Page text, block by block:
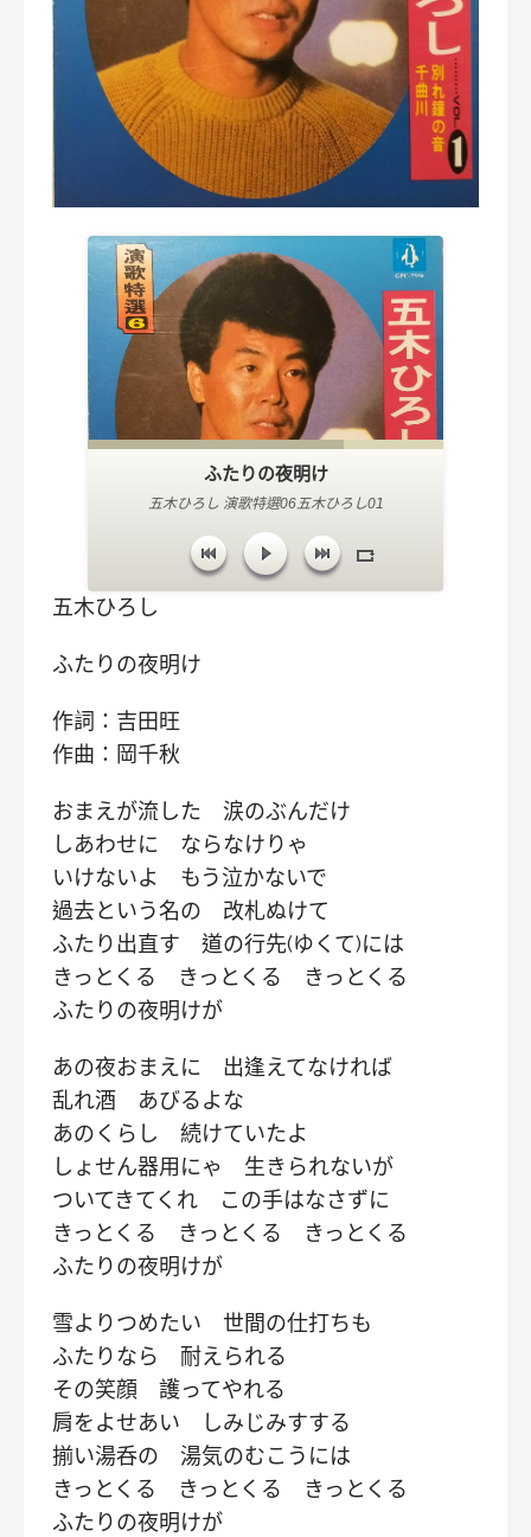
ふたりの夜明け
五木ひろし 演歌特選06五木ひろし01
五木ひろし
ふたりの夜明け
作詞：吉田旺
作曲：岡千秋
おまえが流した 涙のぶんだけ
しあわせに ならなけりゃ
いけないよ もう泣かないで
過去という名の 改札ぬけて
ふたり出直す 道の行先(ゆくて)には
きっとくる きっとくる きっとくる
ふたりの夜明けが
あの夜おまえに 出逢えてなければ
乱れ酒 あびるよな
あのくらし 続けていたよ
しょせん器用にゃ 生きられないが
ついてきてくれ この手はなさずに
きっとくる きっとくる きっとくる
ふたりの夜明けが
雪よりつめたい 世間の仕打ちも
ふたりなら 耐えられる
その笑顔 護ってやれる
肩をよせあい しみじみすする
揃い湯呑の 湯気のむこうには
きっとくる きっとくる きっとくる
ふたりの夜明けが